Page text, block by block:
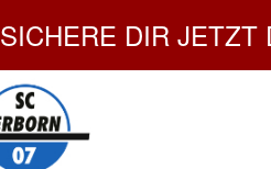
DIR JETZT